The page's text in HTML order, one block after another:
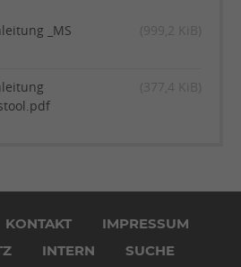
_MS
(999,2 KiB)
(377,4 KiB)
KONTAKT
IMPRESSUM
INTERN
SUCHE